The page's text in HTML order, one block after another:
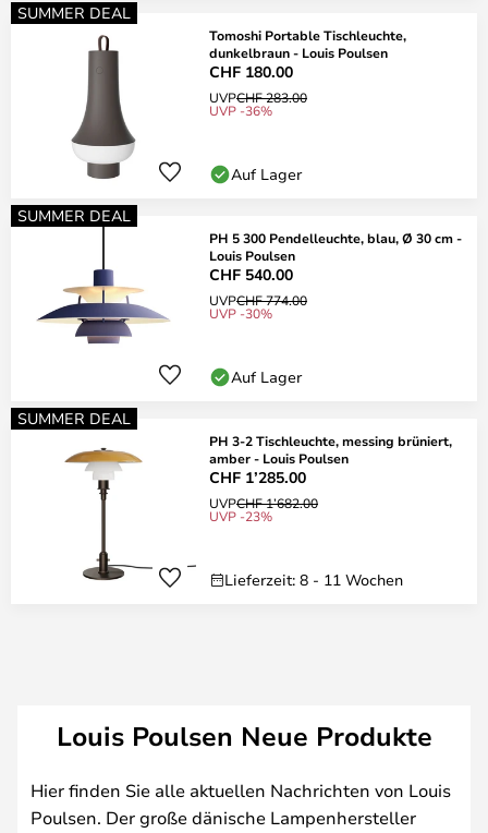
SUMMER DEAL
Tomoshi Portable Tischleuchte,
dunkelbraun - Louis Poulsen
CHF 180.00
UVPCHF 283.00
UVP -36%
Auf Lager
SUMMER DEAL
PH 5 300 Pendelleuchte, blau, Ø 30 cm -
Louis Poulsen
CHF 540.00
UVPCHF 774.00
UVP -30%
Auf Lager
SUMMER DEAL
PH 3-2 Tischleuchte, messing brüniert,
amber - Louis Poulsen
CHF 1’285.00
UVPCHF 1’682.00
UVP -23%
Lieferzeit: 8 - 11 Wochen
Louis Poulsen Neue Produkte
Hier finden Sie alle aktuellen Nachrichten von Louis
Poulsen. Der große dänische Lampenhersteller